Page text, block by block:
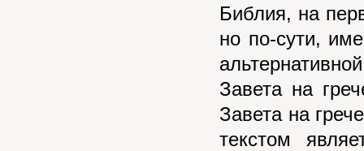
Библия, на
но по-сути,
Завета на
Завета на
текстом